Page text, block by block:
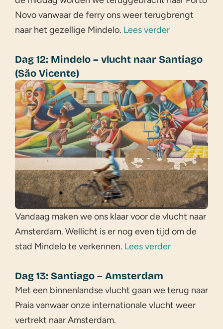
Novo vanwaar de ferry ons weer terugbrengt
naar het gezellige Mindelo. Lees verder
Dag 12: Mindelo – vlucht naar Santiago
(São Vicente)
Vandaag maken we ons klaar voor de vlucht naar
Amsterdam. Wellicht is er nog even tijd om de
stad Mindelo te verkennen. Lees verder
Dag 13: Santiago – Amsterdam
Met een binnenlandse vlucht gaan we terug naar
Praia vanwaar onze internationale vlucht weer
vertrekt naar Amsterdam.